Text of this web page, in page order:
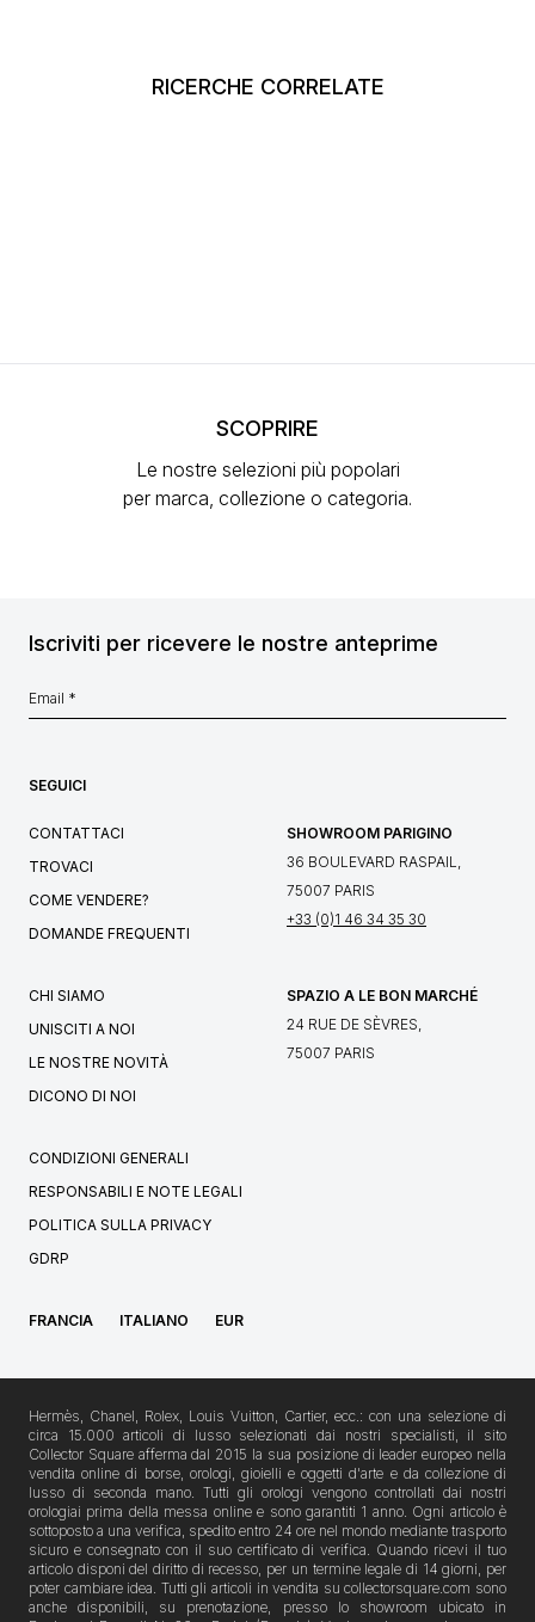
RICERCHE CORRELATE
SCOPRIRE
Le nostre selezioni più popolari
per marca, collezione o categoria.
Iscriviti per ricevere le nostre anteprime
SEGUICI
CONTATTACI
TROVACI
COME VENDERE?
DOMANDE FREQUENTI
SHOWROOM PARIGINO
36 BOULEVARD RASPAIL,
75007 PARIS
+33 (0)1 46 34 35 30
CHI SIAMO
UNISCITI A NOI
LE NOSTRE NOVITÀ
DICONO DI NOI
SPAZIO A LE BON MARCHÉ
24 RUE DE SÈVRES,
75007 PARIS
CONDIZIONI GENERALI
RESPONSABILI E NOTE LEGALI
POLITICA SULLA PRIVACY
GDRP
FRANCIA ITALIANO EUR
Hermès, Chanel, Rolex, Louis Vuitton, Cartier, ecc.: con una selezione di
circa 15.000 articoli di lusso selezionati dai nostri specialisti, il sito
Collector Square afferma dal 2015 la sua posizione di leader europeo nella
vendita online di borse, orologi, gioielli e oggetti d'arte e da collezione di
lusso di seconda mano. Tutti gli orologi vengono controllati dai nostri
orologiai prima della messa online e sono garantiti 1 anno. Ogni articolo è
sottoposto a una verifica, spedito entro 24 ore nel mondo mediante trasporto
sicuro e consegnato con il suo certificato di verifica. Quando ricevi il tuo
articolo disponi del diritto di recesso, per un termine legale di 14 giorni, per
poter cambiare idea. Tutti gli articoli in vendita su collectorsquare.com sono
anche disponibili, su prenotazione, presso lo showroom ubicato in